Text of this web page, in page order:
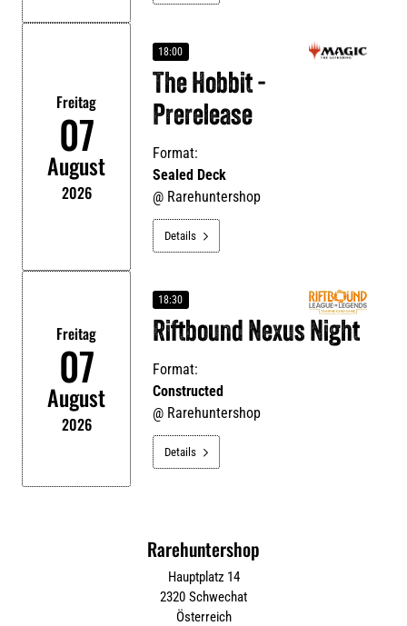
Freitag
07
August
2026
18:00
The Hobbit -
Prerelease
Format:
Sealed Deck
@ Rarehuntershop
Details 
Freitag
07
August
2026
18:30
Riftbound Nexus Night
Format:
Constructed
@ Rarehuntershop
Details 
Rarehuntershop
Hauptplatz 14
2320 Schwechat
Österreich